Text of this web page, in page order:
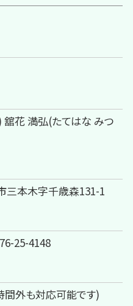
舘花 満弘(たてはな みつ
三本木字千歳森131-1
25-4148
間外も対応可能です)